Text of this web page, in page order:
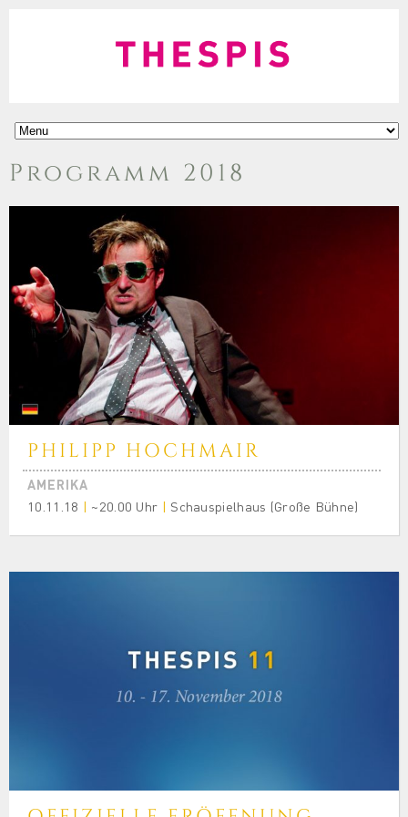
Programm 2018
PHILIPP HOCHMAIR
AMERIKA
10.11.18 | ~20.00 Uhr | Schauspielhaus (Große Bühne)